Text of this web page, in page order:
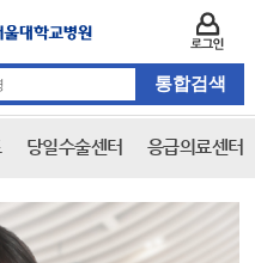
당일수술센터 응급의료센터